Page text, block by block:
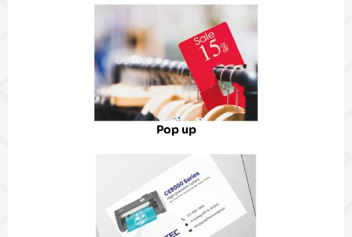
Pop up